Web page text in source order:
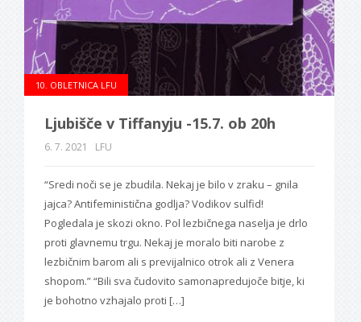
10. OBLETNICA LFU
Ljubišče v Tiffanyju -15.7. ob 20h
6. 7. 2021 LFU
“Sredi noči se je zbudila. Nekaj je bilo v zraku – gnila
jajca? Antifeministična godlja? Vodikov sulfid!
Pogledala je skozi okno. Pol lezbičnega naselja je drlo
proti glavnemu trgu. Nekaj je moralo biti narobe z
lezbičnim barom ali s previjalnico otrok ali z Venera
shopom.” “Bili sva čudovito samonapredujoče bitje, ki
je bohotno vzhajalo proti […]